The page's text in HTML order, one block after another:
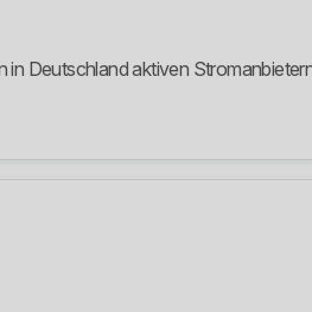
Deutschland aktiven